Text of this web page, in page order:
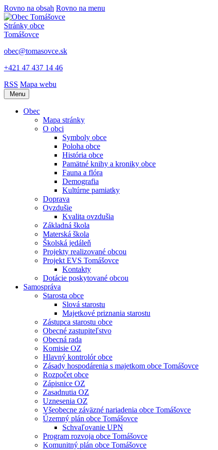
Rovno na obsah Rovno na menu
Stránky obce
Tomášovce
obec@tomasovce.sk
+421 47 437 14 46
RSS Mapa webu
Menu
Obec
Mapa stránky
O obci
Symboly obce
Poloha obce
História obce
Pamätné knihy a kroniky obce
Fauna a flóra
Demografia
Kultúrne pamiatky
Doprava
Ovzdušie
Kvalita ovzdušia
Základná škola
Materská škola
Školská jedáleň
Projekty realizované obcou
Projekt EVS Tomášovce
Kontakty
Dotácie poskytované obcou
Samospráva
Starosta obce
Slová starostu
Majetkové priznania starostu
Zástupca starostu obce
Obecné zastupiteľstvo
Obecná rada
Komisie OZ
Hlavný kontrolór obce
Zásady hospodárenia s majetkom obce Tomášovce
Rozpočet obce
Zápisnice OZ
Zasadnutia OZ
Uznesenia OZ
Všeobecne záväzné nariadenia obce Tomášovce
Územný plán obce Tomášovce
Schvaľovanie UPN
Program rozvoja obce Tomášovce
Komunitný plán obce Tomášovce